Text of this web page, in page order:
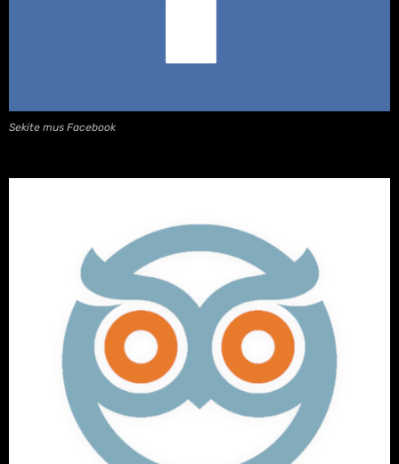
Sekite mus Facebook